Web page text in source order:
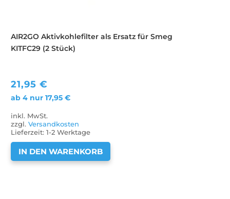
AIR2GO Aktivkohlefilter als Ersatz für Smeg
KITFC29 (2 Stück)
21,95€
ab 4 nur17,95€
inkl. MwSt.
zzgl.Versandkosten
Lieferzeit:1-2 Werktage
IN DEN WARENKORB